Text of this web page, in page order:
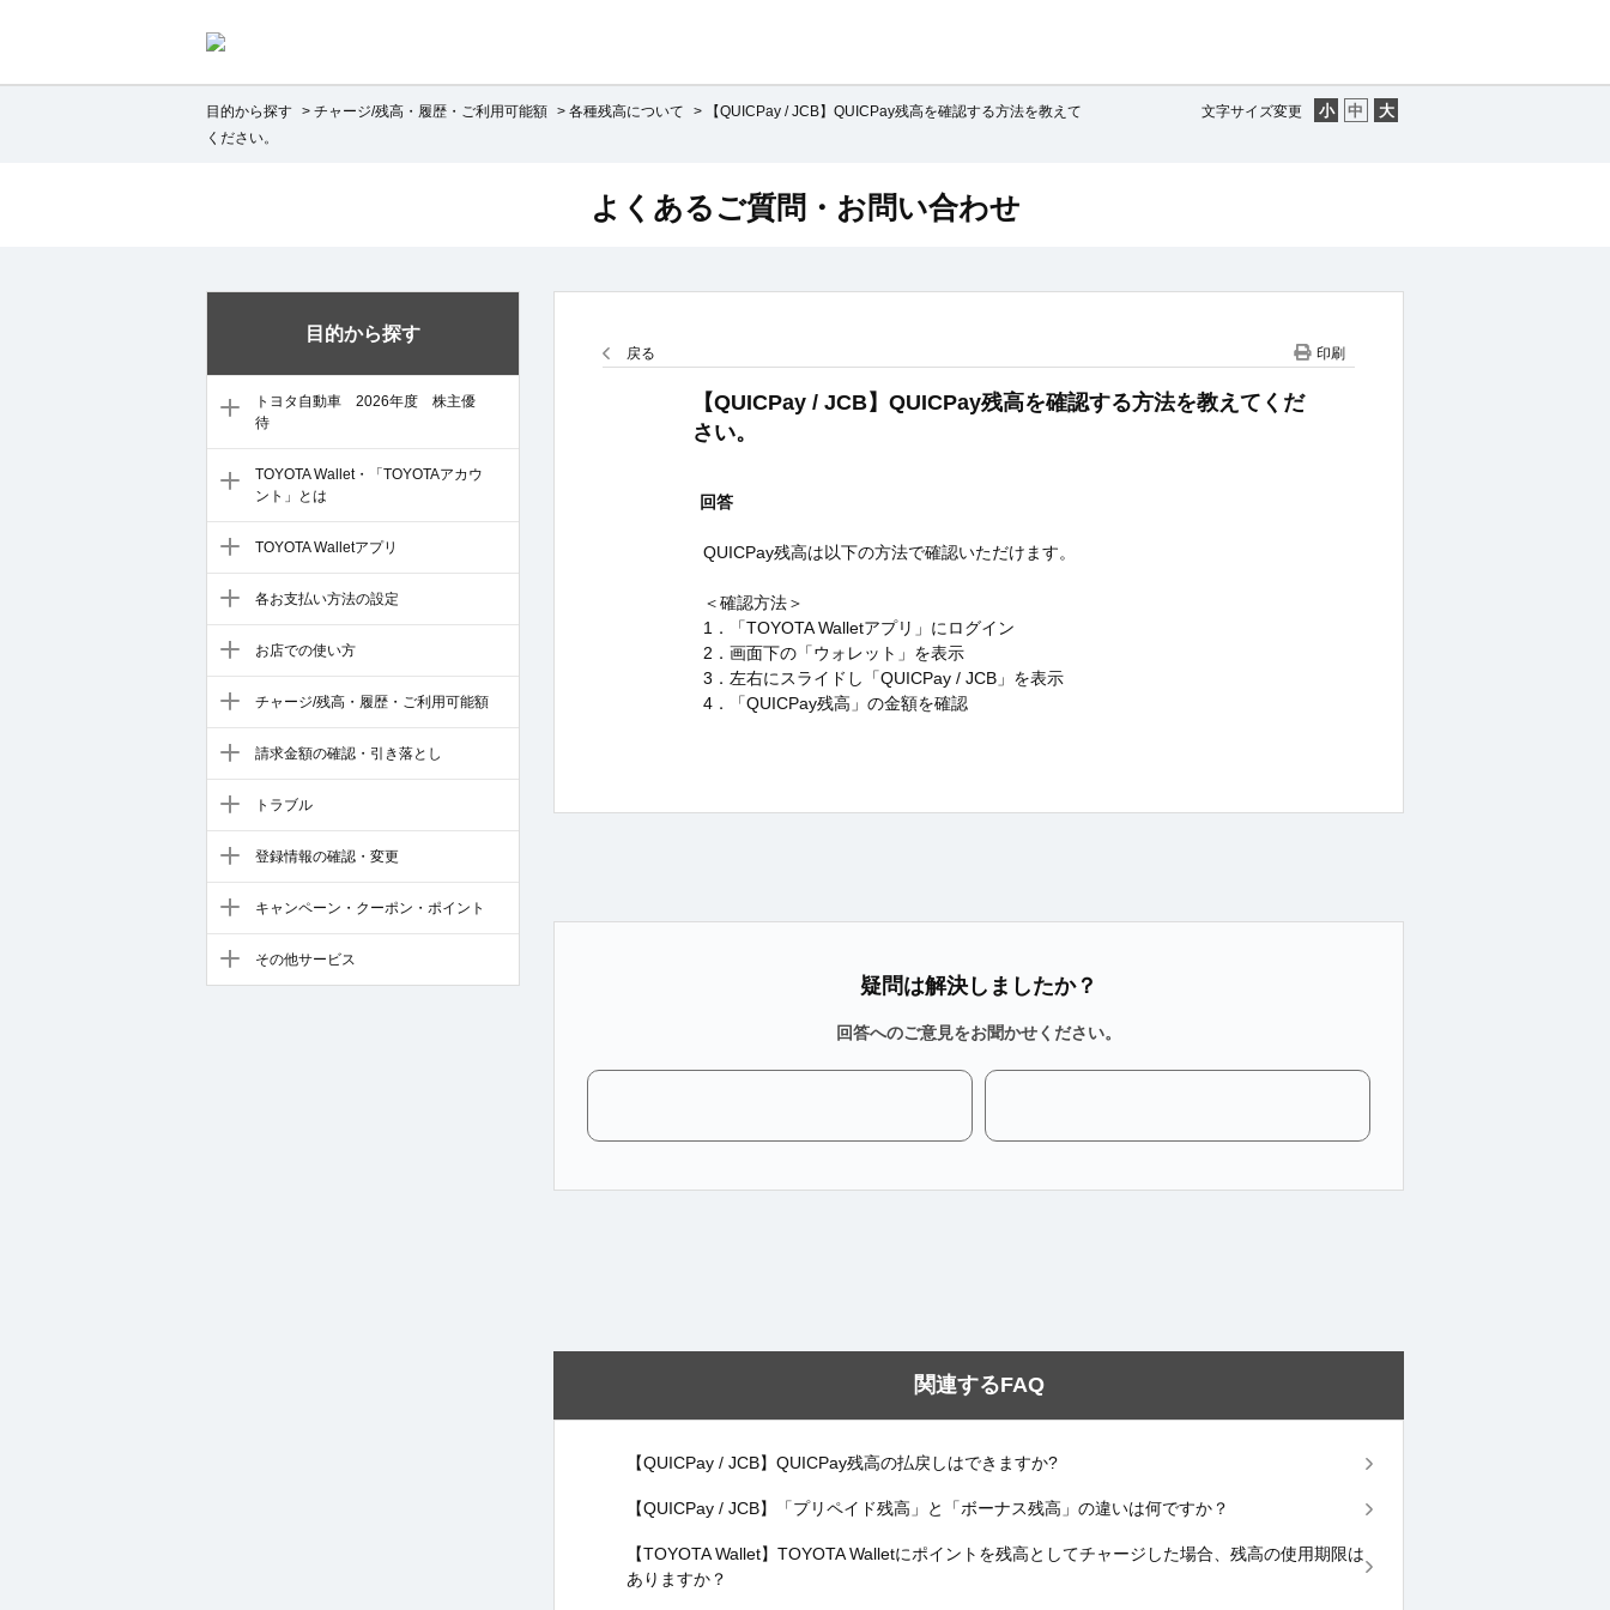
文字サイズ変更
目的から探す > チャージ/残高・履歴・ご利用可能額 > 各種残高について >
【QUICPay / JCB】QUICPay残高を確認する方法を教えて
ください。
目的から探す
トヨタ自動車 2026年度 株主優
待
TOYOTA Wallet・「TOYOTAアカウ
ント」とは
TOYOTA Walletアプリ
各お支払い方法の設定
お店での使い方
チャージ/残高・履歴・ご利用可能額
請求金額の確認・引き落とし
トラブル
登録情報の確認・変更
キャンペーン・クーポン・ポイント
その他サービス
よくあるご質問・お問い合わせ
戻る 印刷
【QUICPay / JCB】QUICPay残高を確認する方法を教えてくだ
さい。
回答
QUICPay残高は以下の方法で確認いただけます。
＜確認方法＞
1．「TOYOTA Walletアプリ」にログイン
2．画面下の「ウォレット」を表示
3．左右にスライドし「QUICPay / JCB」を表示
4．「QUICPay残高」の金額を確認
疑問は解決しましたか？
回答へのご意見をお聞かせください。
関連するFAQ
【QUICPay / JCB】QUICPay残高の払戻しはできますか?
【QUICPay / JCB】「プリペイド残高」と「ボーナス残高」の違いは何ですか？
【TOYOTA Wallet】TOYOTA Walletにポイントを残高としてチャージした場合、残高の使用期限は
ありますか？